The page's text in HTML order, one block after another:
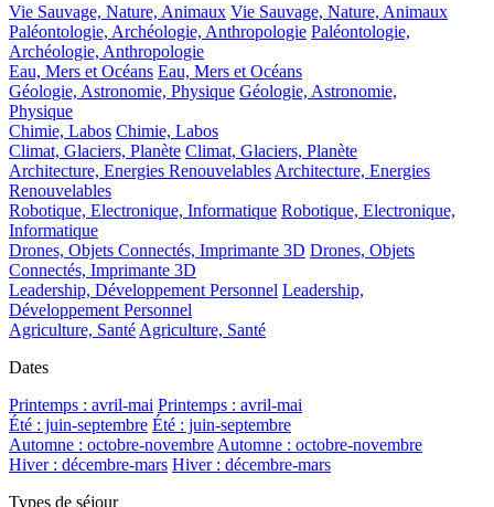
Vie Sauvage, Nature, Animaux Vie Sauvage, Nature, Animaux
Paléontologie, Archéologie, Anthropologie Paléontologie,
Archéologie, Anthropologie
Eau, Mers et Océans Eau, Mers et Océans
Géologie, Astronomie, Physique Géologie, Astronomie,
Physique
Chimie, Labos Chimie, Labos
Climat, Glaciers, Planète Climat, Glaciers, Planète
Architecture, Energies Renouvelables Architecture, Energies
Renouvelables
Robotique, Electronique, Informatique Robotique, Electronique,
Informatique
Drones, Objets Connectés, Imprimante 3D Drones, Objets
Connectés, Imprimante 3D
Leadership, Développement Personnel Leadership,
Développement Personnel
Agriculture, Santé Agriculture, Santé
Dates
Printemps : avril-mai Printemps : avril-mai
Été : juin-septembre Été : juin-septembre
Automne : octobre-novembre Automne : octobre-novembre
Hiver : décembre-mars Hiver : décembre-mars
Types de séjour